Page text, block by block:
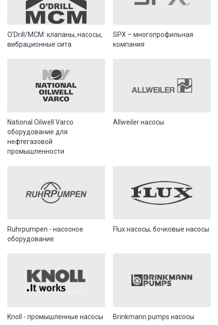
O'Drill/MCM: клапаны, насосы,
вибрационные сита
SPX – многопрофильная
компания
National Oilwell Varco
оборудование для
нефтегазовой
промышленности
Allweiler насосы
Ruhrpumpen - насосное
оборудование
Flux насосы, бочковые насосы
Knoll - промышленные насосы Brinkmann pumps насосы